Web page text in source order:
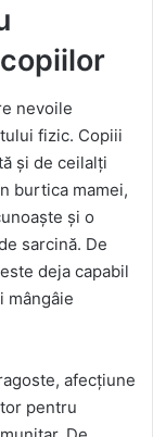
nevoile
fizic. Copiii
și de ceilalți
burtica mamei,
și o
sarcină. De
deja capabil
mângâie
afecțiune
pentru